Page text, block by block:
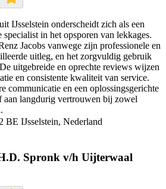
IJsselstein onderscheidt zich als een
in het opsporen van lekkages.
Jacobs vanwege zijn professionele en
uitleg, en het zorgvuldig gebruik
uitgebreide en oprechte reviews wijzen
en consistente kwaliteit van service.
communicatie en een oplossingsgerichte
langdurig vertrouwen bij zowel
BE IJsselstein, Nederland
Spronk v/h Uijterwaal